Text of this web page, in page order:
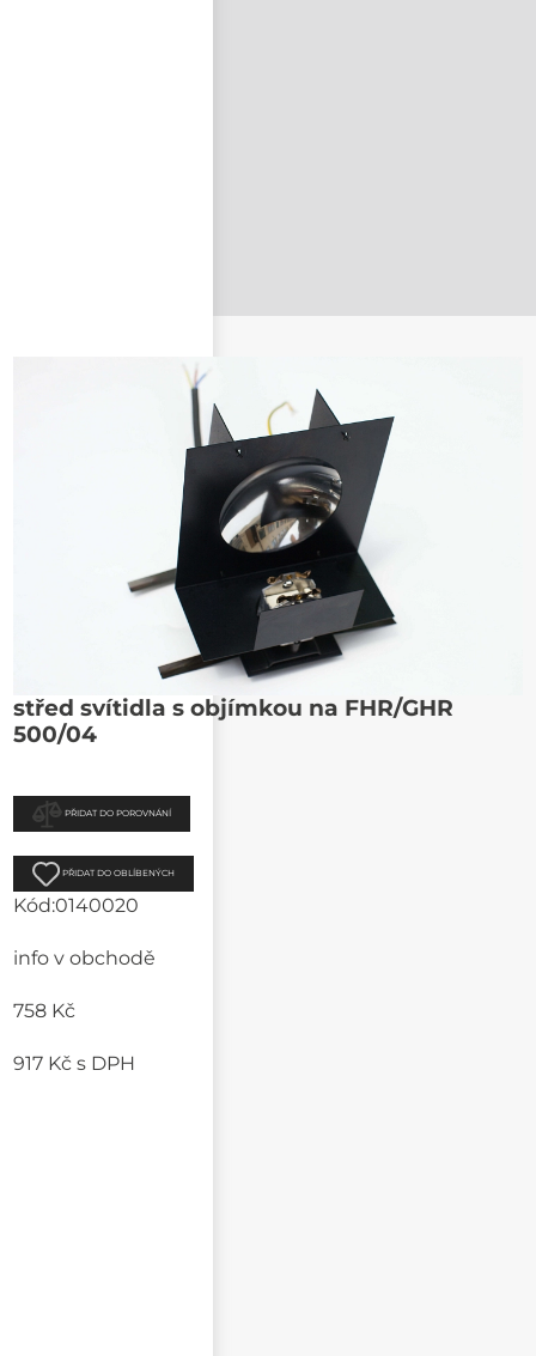
střed svítidla s objímkou na FHR/GHR
500/04
PŘIDAT DO POROVNÁNÍ
PŘIDAT DO OBLÍBENÝCH
Kód:0140020
info v obchodě
758 Kč
917 Kčs DPH